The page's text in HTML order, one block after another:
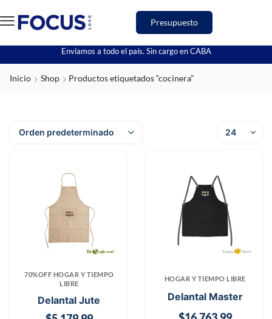
Presupuesto
Enviamos a todo el país. Sin cargo en CABA
Inicio Shop Productos etiquetados “cocinera”
70%OFF HOGAR Y TIEMPO
LIBRE
Delantal Jute
HOGAR Y TIEMPO LIBRE
Delantal Master